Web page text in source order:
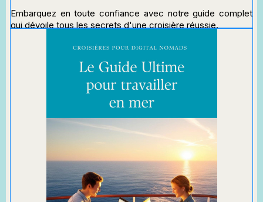
Embarquez en toute confiance avec notre guide complet
qui dévoile tous les secrets d'une croisière réussie.
et les astuces technologiques, nous avons tout couvert
pour transformer votre voyage en expérience inoubliable.
Fini les inquiétudes, place à l'aventure ! Téléchargez
maintenant et larguez les amarres vers des souvenirs
Commandez le sur Amazon encliquant ici
Téléchargez un extrait gratuit encliquant juste ici